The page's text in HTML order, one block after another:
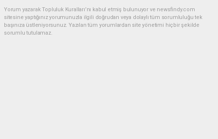
Yorum yazarak Topluluk Kuralları’nı kabul etmiş bulunuyor ve newsfindy.com
sitesine yaptığınız yorumunuzla ilgili doğrudan veya dolaylı tüm sorumluluğu tek
başınıza üstleniyorsunuz. Yazılan tüm yorumlardan site yönetimi hiçbir şekilde
sorumlu tutulamaz.